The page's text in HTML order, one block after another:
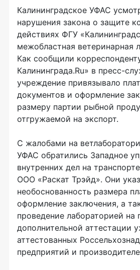
Калининградское УФАС
нарушения закона о защите
действиях ФГУ
межобластная ветеринарная
Как сообщили
Калининграда.Ru» в пресс-
учреждение привязывало
документов и оформление
размеру партии рыбной
отгружаемой на экспорт.
С жалобами на
УФАС обратились Западное
внутренних дел на
ООО «Раскат Трэйд». Они
необоснованность размера
оформление заключения, а
проведение лабораторией на
дополнительной аттестации
аттестованных
предприятий и